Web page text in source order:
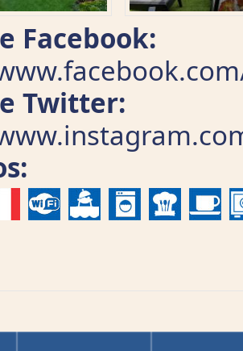
Facebook:
Twitter: